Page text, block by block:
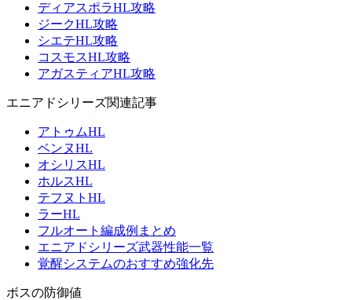
ディアスポラHL攻略
ジークHL攻略
シエテHL攻略
コスモスHL攻略
アガスティアHL攻略
エニアドシリーズ関連記事
アトゥムHL
ベンヌHL
オシリスHL
ホルスHL
テフヌトHL
ラーHL
フルオート編成例まとめ
エニアドシリーズ武器性能一覧
覚醒システムのおすすめ強化先
ボスの防御値